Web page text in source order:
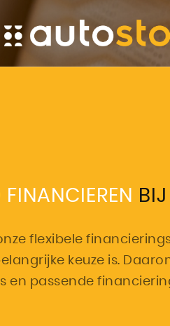
FINANCIEREN
flexibele
keuze is.
en passende